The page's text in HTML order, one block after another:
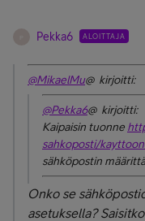
Pekka6 ALOITTAJA
@MikaelMu@ kirjoitti:
@Pekka6@ kirjoitti:
Kaipaisin tuonne
sahkoposti/
sähköpostin
Onko se
asetuksella?